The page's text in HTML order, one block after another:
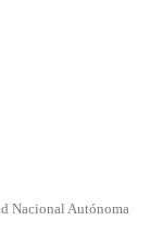
Nacional Autónoma